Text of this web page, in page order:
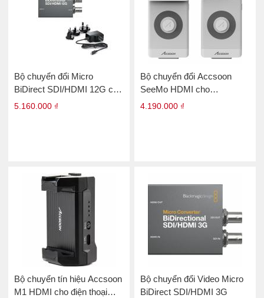
Bộ chuyển đổi Micro
BiDirect SDI/HDMI 12G có
nguồn
5.160.000 ₫
Bộ chuyển đổi Accsoon
SeeMo HDMI cho
iphone/ipad
4.190.000 ₫
Bộ chuyển tín hiệu Accsoon
M1 HDMI cho điện thoại
Bộ chuyển đổi Video Micro
BiDirect SDI/HDMI 3G